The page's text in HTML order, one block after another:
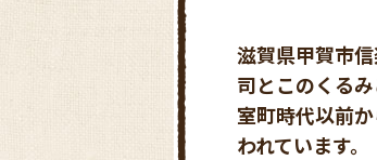
滋賀県甲賀市
司とこのくるみ
室町時代以前
われています。